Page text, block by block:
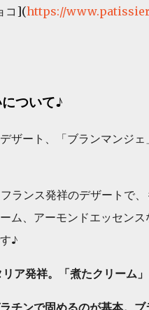
コ](https://
ついて♪
ザート、「ブランマンジ
ンス発祥のデザートで
ム、アーモンドエッセン
♪
ア発祥。 「煮たクリーム
チンで固めるのが基本。